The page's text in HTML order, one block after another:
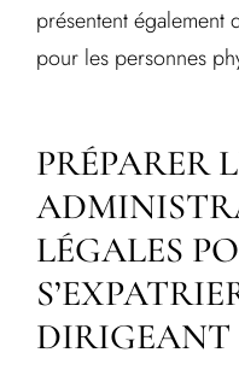
présentent également
pour les personnes
PRÉPARER
LÉGALES
DIRIGEANT